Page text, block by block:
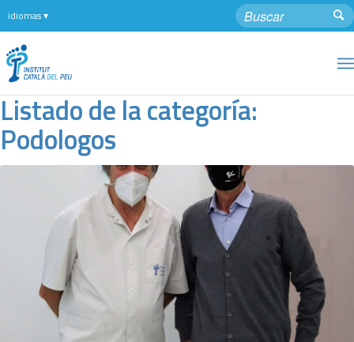
Listado de la categoría:
Podologos